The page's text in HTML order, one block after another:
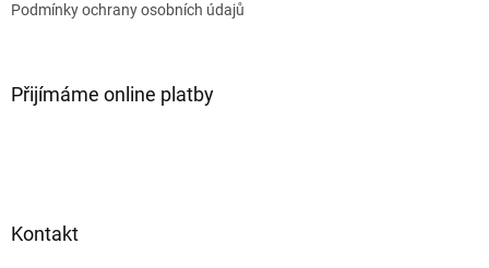
Podmínky ochrany osobních údajů
Přijímáme online platby
Kontakt